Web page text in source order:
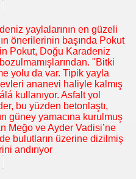
yaylalarının en güzeli
önerilerinin başında Pokut
Pokut, Doğu Karadeniz
"Bitki
yolu da var. Tipik yayla
evleri ananevi haliyle kalmış
kullanıyor. Asfalt yol
bu yüzden betonlaştı,
güney yamacına kurulmuş
Meğo ve Ayder Vadisi’ne
bulutların üzerine dizilmiş
andırıyor